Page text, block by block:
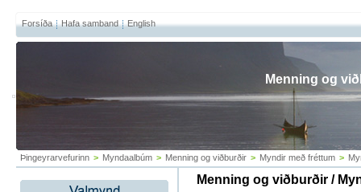
Forsíða Hafa samband English
Þingeyrarvefurinn > Myndaalbúm > Menning og viðburðir > Myndir með fréttum >
Menning og viðburðir /
Menning og